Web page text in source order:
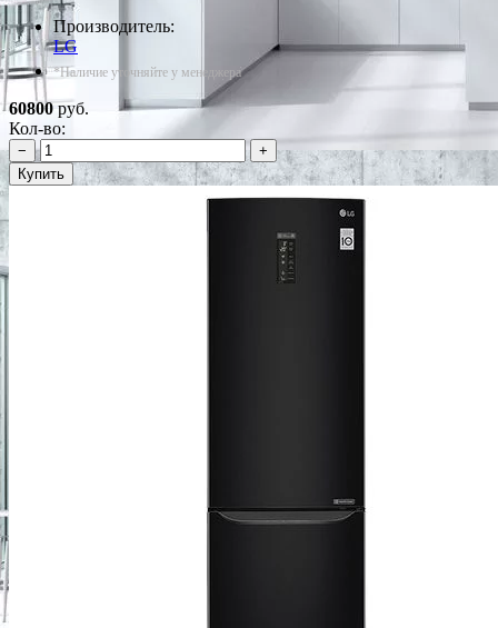
Производитель:
LG
*Наличие уточняйте у менеджера
60800руб.
Кол-во:
−
+
Купить